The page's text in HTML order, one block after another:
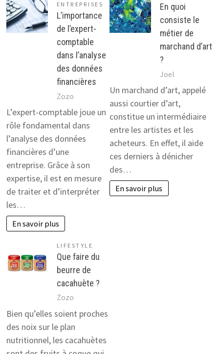
ENTREPRISES
L’importance
de l’expert-
comptable
dans l’analyse
des données
financières
Zozo
L’expert-comptable joue un
rôle fondamental dans
l’analyse des données
financières d’une
entreprise. Grâce à son
expertise, il est en mesure
de traiter et d’interpréter
les…
En savoir plus
En quoi
consiste le
métier de
marchand d’art
?
Joel
Un marchand d’art, appelé
aussi courtier d’art,
constitue un intermédiaire
entre les artistes et les
acheteurs. En effet, il aide
ces derniers à dénicher
des…
En savoir plus
LIFESTYLE
Que faire du
beurre de
cacahuète ?
Zozo
Bien qu’elles soient proches
des noix sur le plan
nutritionnel, les cacahuètes